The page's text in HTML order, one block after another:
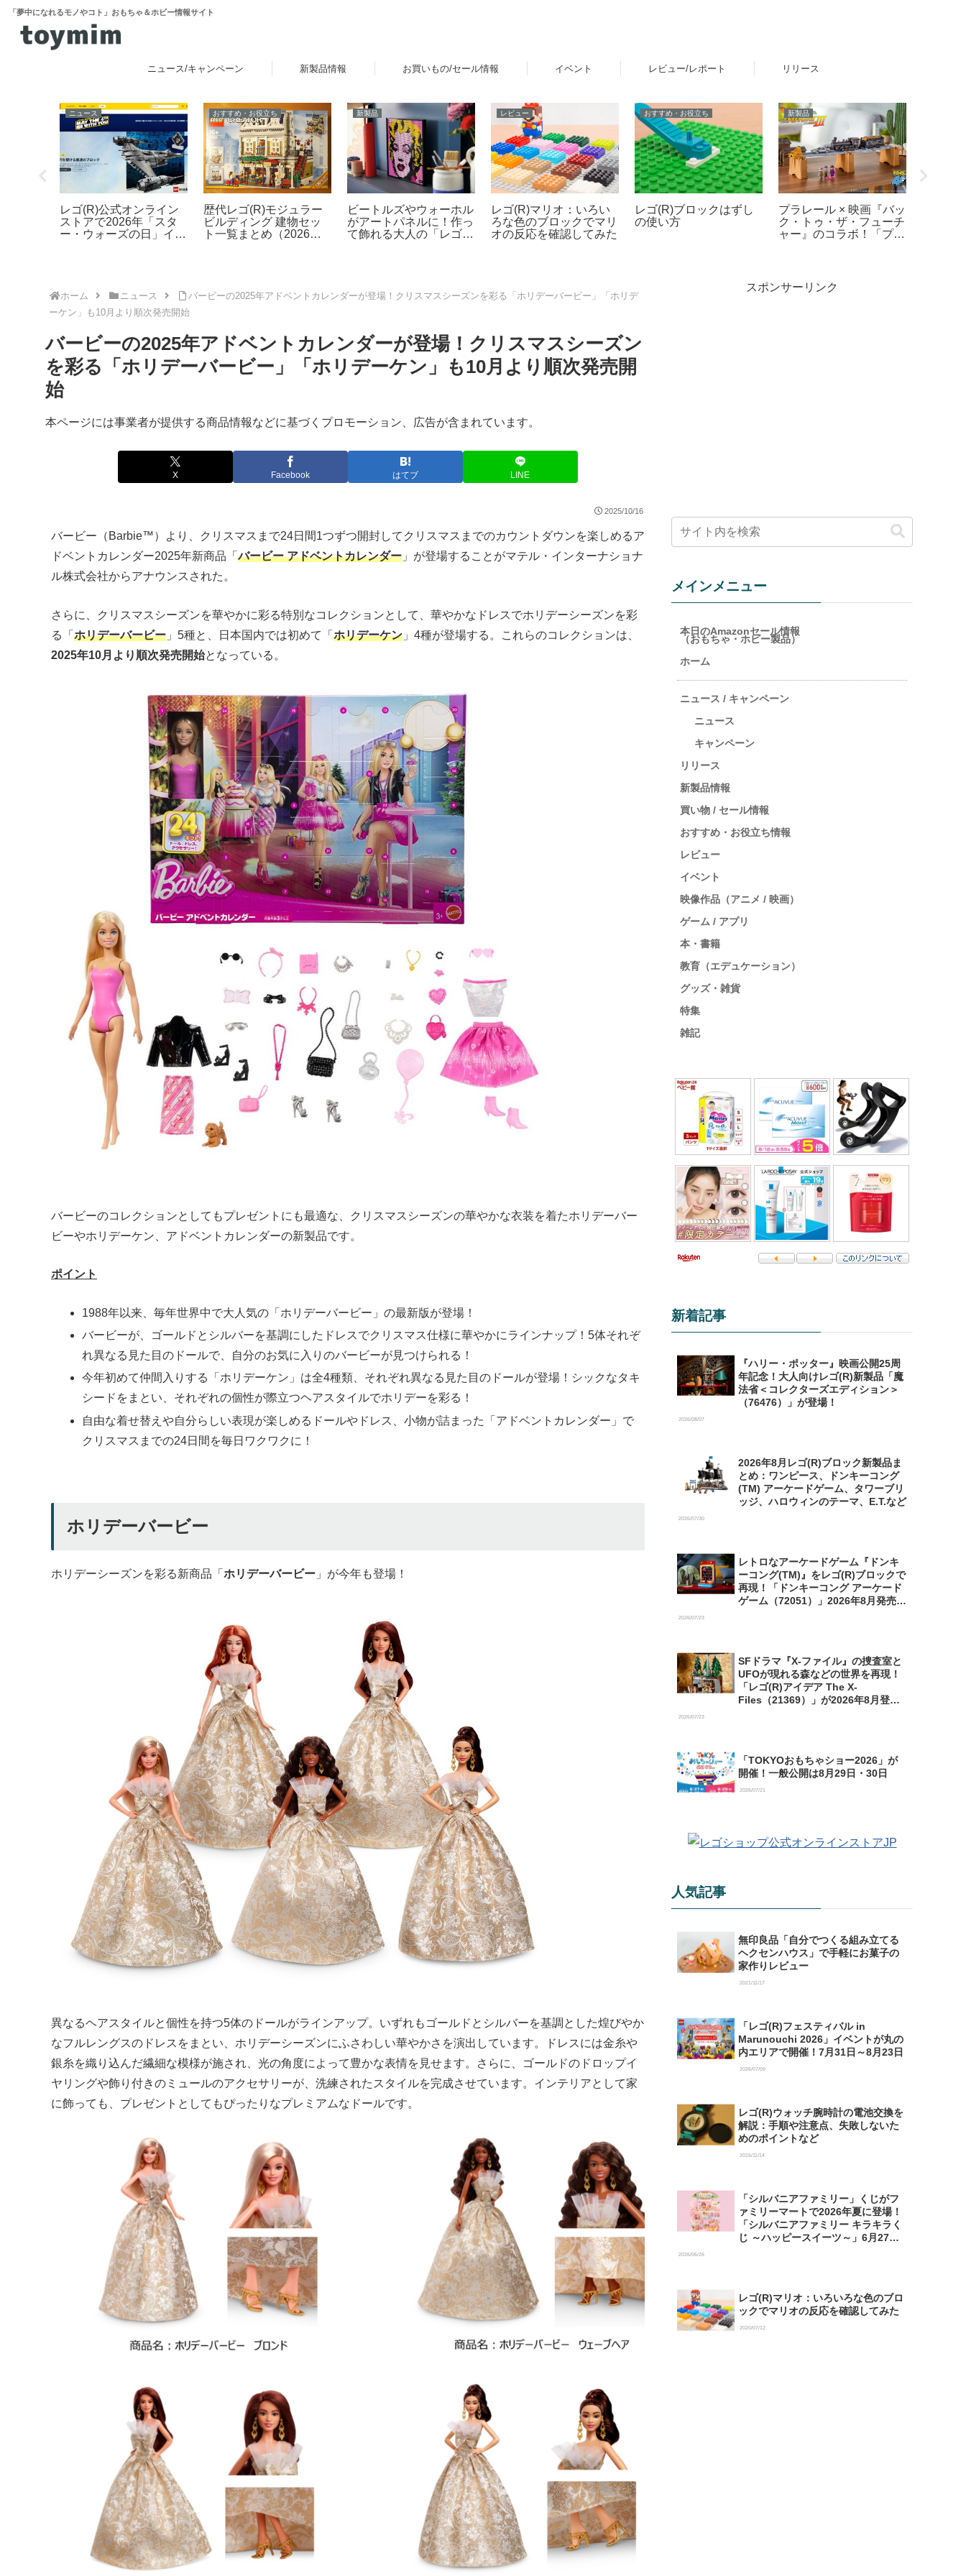
「夢中になれるモノやコト」おもちゃ＆ホビー情報サイト
ニュース/キャンペーン 新製品情報 お買いもの/セール情報 イベント レビュー/レポート リリース
レビュー
レゴ(R)ミニフィギュア
（ミニフィグ）の足の長
さや特徴 比較レビュー
おすすめ・お役立ち
レゴ(R)ウォッチ腕時計
の電池交換を解説：手順
や注意点、失敗しないた
めのポイントなど
ニュース
キャラクターとぷにぷに
コミュニケーションが楽
しめるタカラトミーの液
化
イベント
「レゴ(R)フェスティバ
ル in Marunouchi 2026」
イベントが丸の内エリア
新製品
レゴ(R)ワンピースより
Netflix シリーズ実写版
新製品
レゴ(R)ブロックでサッ
カー界のスター選手4名
とのコラボセットが新登
2026年5月・6月発売】
ホーム ニュース
バービーの2025年アドベントカレンダーが登場！クリスマスシーズンを彩る「ホリデーバービー」「ホリデ
ーケン」も10月より順次発売開始
バービーの2025年アドベントカレンダーが登場！クリスマスシーズン
を彩る「ホリデーバービー」「ホリデーケン」も10月より順次発売開
始
本ページには事業者が提供する商品情報などに基づくプロモーション、広告が含まれています。
X Facebook はてブ LINE
2025/10/16
バービー（Barbie™）より、クリスマスまで24日間1つずつ開封してクリスマスまでのカウントダウンを楽しめるア
ドベントカレンダー2025年新商品「バービー アドベントカレンダー 」が登場することがマテル・インターナショナ
ル株式会社からアナウンスされた。
さらに、クリスマスシーズンを華やかに彩る特別なコレクションとして、華やかなドレスでホリデーシーズンを彩
る「 ホリデーバービー 」5種と、日本国内では初めて「 ホリデーケン 」4種が登場する。これらのコレクションは、
2025年10月より順次発売開始となっている。
バービーのコレクションとしてもプレゼントにも最適な、クリスマスシーズンの華やかな衣装を着たホリデーバー
ビーやホリデーケン、アドベントカレンダーの新製品です。
ポイント
1988年以来、毎年世界中で大人気の「ホリデーバービー」の最新版が登場！
バービーが、ゴールドとシルバーを基調にしたドレスでクリスマス仕様に華やかにラインナップ！5体それぞ
れ異なる見た目のドールで、自分のお気に入りのバービーが見つけられる！
今年初めて仲間入りする「ホリデーケン」は全4種類、それぞれ異なる見た目のドールが登場！シックなタキ
シードをまとい、それぞれの個性が際立つヘアスタイルでホリデーを彩る！
自由な着せ替えや自分らしい表現が楽しめるドールやドレス、小物が詰まった「アドベントカレンダー」で
クリスマスまでの24日間を毎日ワクワクに！
ホリデーバービー
ホリデーシーズンを彩る新商品「 ホリデーバービー 」が今年も登場！
異なるヘアスタイルと個性を持つ5体のドールがラインアップ。いずれもゴールドとシルバーを基調とした煌びやか
なフルレングスのドレスをまとい、ホリデーシーズンにふさわしい華やかさを演出しています。ドレスには金糸や
銀糸を織り込んだ繊細な模様が施され、光の角度によって豊かな表情を見せます。さらに、ゴールドのドロップイ
ヤリングや飾り付きのミュールのアクセサリーが、洗練されたスタイルを完成させています。インテリアとして家
に飾っても、プレゼントとしてもぴったりなプレミアムなドールです。
スポンサーリンク
メインメニュー
本日のAmazonセール情報
（おもちゃ・ホビー製品）
ホーム
ニュース / キャンペーン
ニュース
キャンペーン
リリース
新製品情報
買い物 / セール情報
おすすめ・お役立ち情報
レビュー
イベント
映像作品（アニメ / 映画）
ゲーム / アプリ
本・書籍
教育（エデュケーション）
グッズ・雑貨
特集
雑記
新着記事
『ハリー・ポッター』映画公開25周
年記念！大人向けレゴ(R)新製品「魔
法省＜コレクターズエディション＞
（76476）」が登場！
2026/08/07
2026年8月レゴ(R)ブロック新製品ま
とめ：ワンピース、ドンキーコング
(TM) アーケードゲーム、タワーブリ
ッジ、ハロウィンのテーマ、E.T.など
2026/07/30
レトロなアーケードゲーム『ドンキ
ーコング(TM)』をレゴ(R)ブロックで
再現！「ドンキーコング アーケード
ゲーム（72051）」2026年8月発売
2026/07/23
SFドラマ『X-ファイル』の捜査室と
UFOが現れる森などの世界を再現！
「レゴ(R)アイデア The X-
Files（21369）」が2026年8月登場
2026/07/23
「TOKYOおもちゃショー2026」が
開催！一般公開は8月29日・30日
2026/07/21
人気記事
無印良品「自分でつくる組み立てる
ヘクセンハウス」で手軽にお菓子の
家作りレビュー
2021/11/17
「レゴ(R)フェスティバル in
Marunouchi 2026」イベントが丸の
内エリアで開催！7月31日～8月23日
2026/07/09
レゴ(R)ウォッチ腕時計の電池交換を
解説：手順や注意点、失敗しないた
めのポイントなど
2015/11/14
「シルバニアファミリー」くじがフ
ァミリーマートで2026年夏に登場！
「シルバニアファミリー キラキラく
じ ～ハッピースイーツ～」6月27日
2026/06/26
レゴ(R)マリオ：いろいろな色のブロ
ックでマリオの反応を確認してみた
2020/07/12